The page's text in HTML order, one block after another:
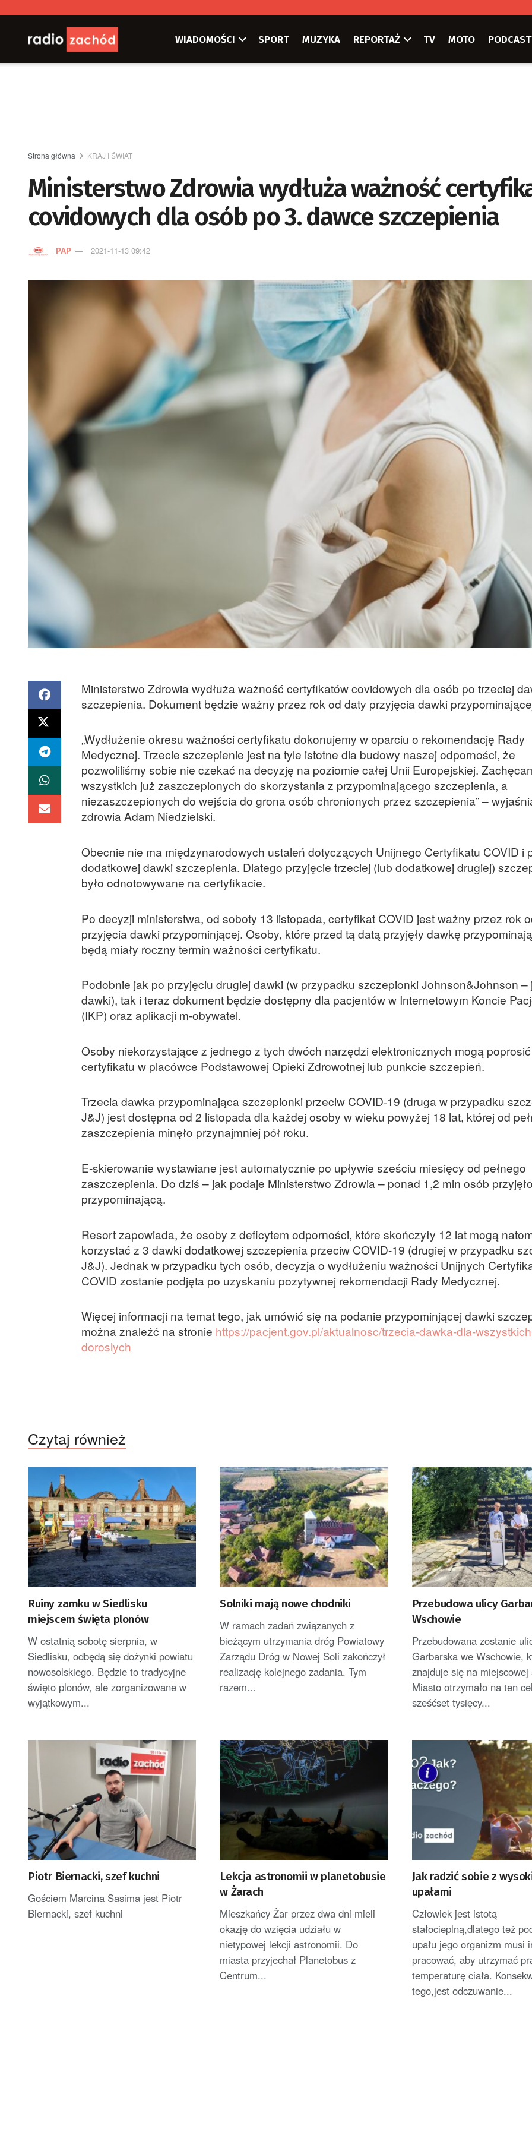
WIADOMOŚCI SPORT MUZYKA REPORTAŻ TV MOTO
Strona główna KRAJ I ŚWIAT
Ministerstwo Zdrowia wydłuża ważność
covidowych dla osób po 3. dawce szczepienia
PAP 2021-11-13 09:42
Ministerstwo Zdrowia wydłuża ważność certyfikatów covidowych dla osób po trzeciej
szczepienia. Dokument będzie ważny przez rok od daty przyjęcia dawki
„Wydłużenie okresu ważności certyfikatu dokonujemy w oparciu o rekomendację Rady
Medycznej. Trzecie szczepienie jest na tyle istotne dla budowy naszej odporności, że
pozwoliliśmy sobie nie czekać na decyzję na poziomie całej Unii Europejskiej.
wszystkich już zaszczepionych do skorzystania z przypominającego szczepienia, a
niezaszczepionych do wejścia do grona osób chronionych przez szczepienia” –
zdrowia Adam Niedzielski.
Obecnie nie ma międzynarodowych ustaleń dotyczących Unijnego Certyfikatu COVID i
dodatkowej dawki szczepienia. Dlatego przyjęcie trzeciej (lub dodatkowej drugiej)
było odnotowywane na certyfikacie.
Po decyzji ministerstwa, od soboty 13 listopada, certyfikat COVID jest ważny przez rok
przyjęcia dawki przypominjącej. Osoby, które przed tą datą przyjęły dawkę
będą miały roczny termin ważności certyfikatu.
Podobnie jak po przyjęciu drugiej dawki (w przypadku szczepionki Johnson&Johnson –
dawki), tak i teraz dokument będzie dostępny dla pacjentów w Internetowym Koncie
(IKP) oraz aplikacji m-obywatel.
Osoby niekorzystające z jednego z tych dwóch narzędzi elektronicznych mogą
certyfikatu w placówce Podstawowej Opieki Zdrowotnej lub punkcie szczepień.
Trzecia dawka przypominająca szczepionki przeciw COVID-19 (druga w przypadku
J&J) jest dostępna od 2 listopada dla każdej osoby w wieku powyżej 18 lat, której od
zaszczepienia minęło przynajmniej pół roku.
E-skierowanie wystawiane jest automatycznie po upływie sześciu miesięcy od pełnego
zaszczepienia. Do dziś – jak podaje Ministerstwo Zdrowia – ponad 1,2 mln osób
przypominającą.
Resort zapowiada, że osoby z deficytem odporności, które skończyły 12 lat mogą
korzystać z 3 dawki dodatkowej szczepienia przeciw COVID-19 (drugiej w przypadku
J&J). Jednak w przypadku tych osób, decyzja o wydłużeniu ważności Unijnych
COVID zostanie podjęta po uzyskaniu pozytywnej rekomendacji Rady Medycznej.
Więcej informacji na temat tego, jak umówić się na podanie przypominjącej dawki
można znaleźć na stronie https://pacjent.gov.pl/aktualnosc/trzecia-dawka-dla-
doroslych
Czytaj również
Ruiny zamku w Siedlisku
miejscem święta plonów
W ostatnią sobotę sierpnia, w
Siedlisku, odbędą się dożynki powiatu
nowosolskiego. Będzie to tradycyjne
święto plonów, ale zorganizowane w
wyjątkowym...
Solniki mają nowe chodniki
W ramach zadań związanych z
bieżącym utrzymania dróg Powiatowy
Zarządu Dróg w Nowej Soli zakończył
realizację kolejnego zadania. Tym
razem...
Przebudowa ulicy
Wschowie
Przebudowana zostanie
Garbarska we Wschowie,
znajduje się na miejscowej
Miasto otrzymało na ten
sześćset tysięcy...
Piotr Biernacki, szef kuchni
Gościem Marcina Sasima jest Piotr
Biernacki, szef kuchni
Lekcja astronomii w planetobusie
w Żarach
Mieszkańcy Żar przez dwa dni mieli
okazję do wzięcia udziału w
nietypowej lekcji astronomii. Do
miasta przyjechał Planetobus z
Centrum...
Jak radzić sobie z
upałami
Człowiek jest istotą
stałocieplną,dlatego też
upału jego organizm musi
pracować, aby utrzymać
temperaturę ciała.
tego,jest odczuwanie...